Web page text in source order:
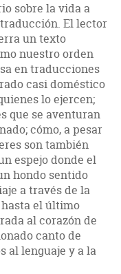
sobre la vida a
El lector
un texto
nuestro orden
en traducciones
casi doméstico
lo ejercen;
que se aventuran
cómo, a pesar
son también
espejo donde el
hondo sentido
a través de la
el último
al corazón de
canto de
al lenguaje y a la